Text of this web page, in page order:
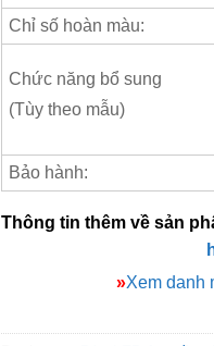
Chỉ số hoàn màu:
Chức năng bổ sung
(Tùy theo mẫu)
Bảo hành:
Thông tin thêm về sản
»Xem danh